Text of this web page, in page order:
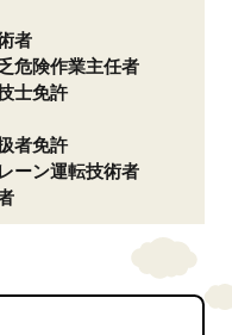
者
危険作業主任者
士免許
者免許
ーン運転技術者